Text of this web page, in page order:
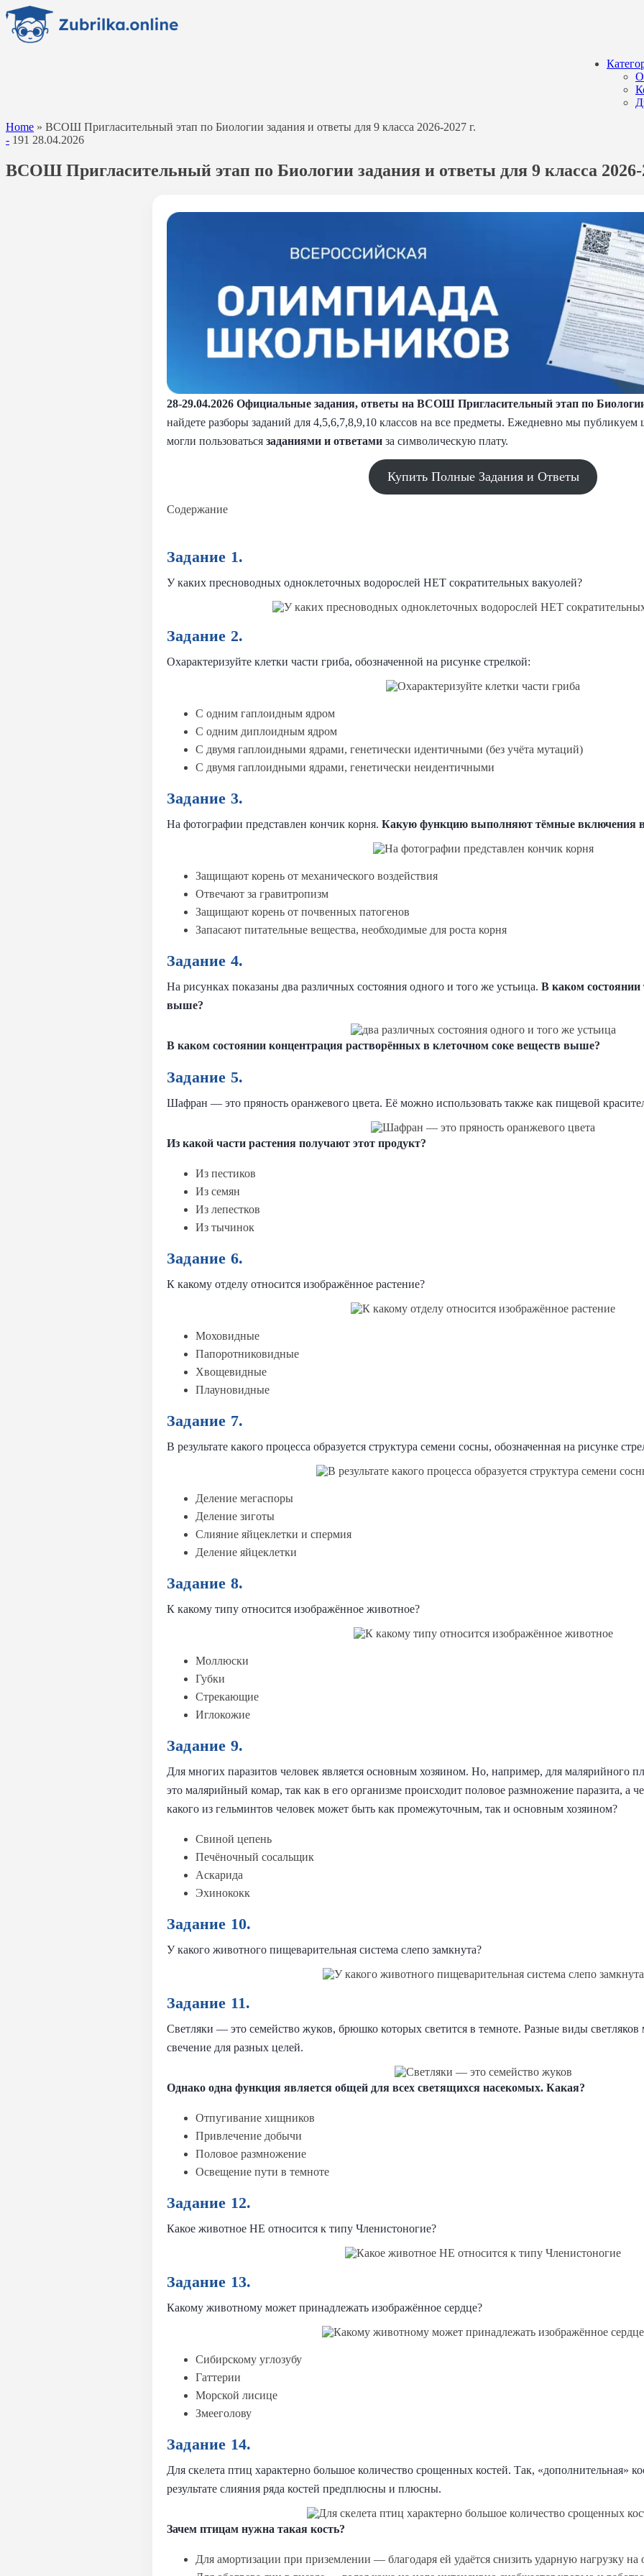
Перейти
содержанию
Home » ВСОШ Пригласительный этап по Биологии задания и ответы для 9 класса 2026-2027 г.
- 191 28.04.2026
ВСОШ Пригласительный этап по Биологии задания и ответы для 9 класса 2026-
28-29.04.2026 Официальные задания, ответы на ВСОШ Пригласительный этап по
найдете разборы заданий для 4,5,6,7,8,9,10 классов на все предметы. Ежедневно мы
могли пользоваться заданиями и ответами за символическую плату.
Купить Полные Задания и Ответы
Содержание
Задание 1.
У каких пресноводных одноклеточных водорослей НЕТ сократительных вакуолей?
Задание 2.
Охарактеризуйте клетки части гриба, обозначенной на рисунке стрелкой:
С одним гаплоидным ядром
С одним диплоидным ядром
С двумя гаплоидными ядрами, генетически идентичными (без учёта мутаций)
С двумя гаплоидными ядрами, генетически неидентичными
Задание 3.
На фотографии представлен кончик корня. Какую функцию выполняют тёмные включения в
Защищают корень от механического воздействия
Отвечают за гравитропизм
Защищают корень от почвенных патогенов
Запасают питательные вещества, необходимые для роста корня
Задание 4.
На рисунках показаны два различных состояния одного и того же устьица. В каком
выше?
В каком состоянии концентрация растворённых в клеточном соке веществ выше?
Задание 5.
Шафран — это пряность оранжевого цвета. Её можно использовать также как пищевой
Из какой части растения получают этот продукт?
Из пестиков
Из семян
Из лепестков
Из тычинок
Задание 6.
К какому отделу относится изображённое растение?
Моховидные
Папоротниковидные
Хвощевидные
Плауновидные
Задание 7.
В результате какого процесса образуется структура семени сосны, обозначенная на рисунке
Деление мегаспоры
Деление зиготы
Слияние яйцеклетки и спермия
Деление яйцеклетки
Задание 8.
К какому типу относится изображённое животное?
Моллюски
Губки
Стрекающие
Иглокожие
Задание 9.
Для многих паразитов человек является основным хозяином. Но, например, для малярийного
это малярийный комар, так как в его организме происходит половое размножение паразита,
какого из гельминтов человек может быть как промежуточным, так и основным хозяином?
Свиной цепень
Печёночный сосальщик
Аскарида
Эхинококк
Задание 10.
У какого животного пищеварительная система слепо замкнута?
Задание 11.
Светляки — это семейство жуков, брюшко которых светится в темноте. Разные виды светляков
свечение для разных целей.
Однако одна функция является общей для всех светящихся насекомых. Какая?
Отпугивание хищников
Привлечение добычи
Половое размножение
Освещение пути в темноте
Задание 12.
Какое животное НЕ относится к типу Членистоногие?
Задание 13.
Какому животному может принадлежать изображённое сердце?
Сибирскому углозубу
Гаттерии
Морской лисице
Змееголову
Задание 14.
Для скелета птиц характерно большое количество срощенных костей. Так, «дополнительная»
результате слияния ряда костей предплюсны и плюсны.
Зачем птицам нужна такая кость?
Для амортизации при приземлении — благодаря ей удаётся снизить ударную нагрузку на